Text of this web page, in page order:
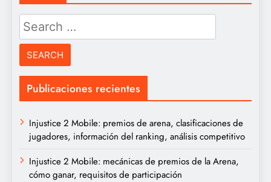
Search
for:
Publicaciones recientes
Injustice 2 Mobile: premios de arena, clasificaciones de
jugadores, información del ranking, análisis competitivo
Injustice 2 Mobile: mecánicas de premios de la Arena,
cómo ganar, requisitos de participación